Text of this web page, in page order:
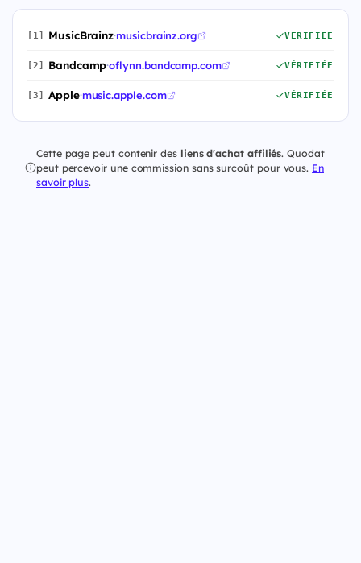
[1] MusicBrainz·musicbrainz.org VÉRIFIÉE
[2] Bandcamp·oflynn.bandcamp.com VÉRIFIÉE
[3] Apple·music.apple.com VÉRIFIÉE
Cette page peut contenir des liens d'achat affiliés. Quodat
peut percevoir une commission sans surcoût pour vous. En
savoir plus.